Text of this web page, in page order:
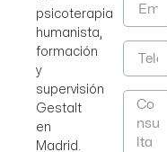
psicoterapia
humanista,
formación
y
supervisión
Gestalt
en
Madrid.